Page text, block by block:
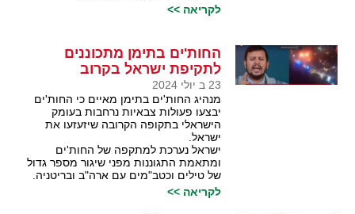
לקריאה >>
החות'ים בתימן מתכוננים
לתקיפת ישראל בקרוב
23 ב יולי 2024
מנהיג החות'ים בתימן מאיים כי החות'ים
יבצעו פעולות צבאיות נרחבות בעומק
הישראלי בתקופה הקרובה שיזעזעו את
ישראל.
ישראל נערכת למתקפה של החות'ים
ומתאמת התגוננות מפני שיגור מספר גדול
של טילים וכטב"מים עם ארה"ב ובריטניה.
לקריאה >>